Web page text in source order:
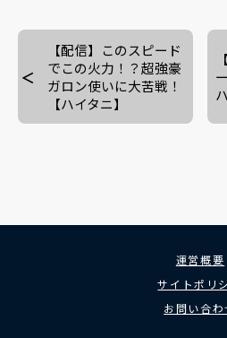
【配信】このスピード
でこの火力！？超強豪
ガロン使いに大苦戦！
【ハイタニ】
運営概要
サイトポリ
お問い合わ